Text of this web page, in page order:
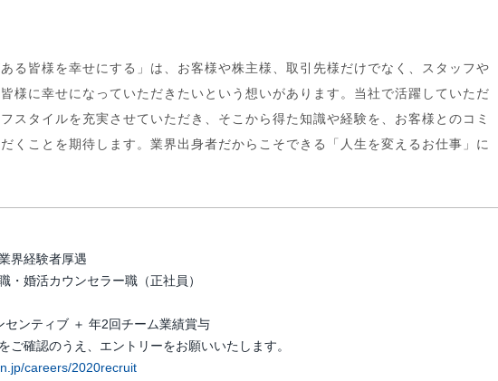
る皆様を幸せにする」は、お客様や株主様、取引先様だけでなく、スタッフや
様に幸せになっていただきたいという想いがあります。当社で活躍していただ
スタイルを充実させていただき、そこから得た知識や経験を、お客様とのコミ
くことを期待します。業界出身者だからこそできる「人生を変えるお仕事」に
経験者厚遇
婚活カウンセラー職（正社員）
ティブ ＋ 年2回チーム業績賞与
確認のうえ、エントリーをお願いいたします。
careers/2020recruit